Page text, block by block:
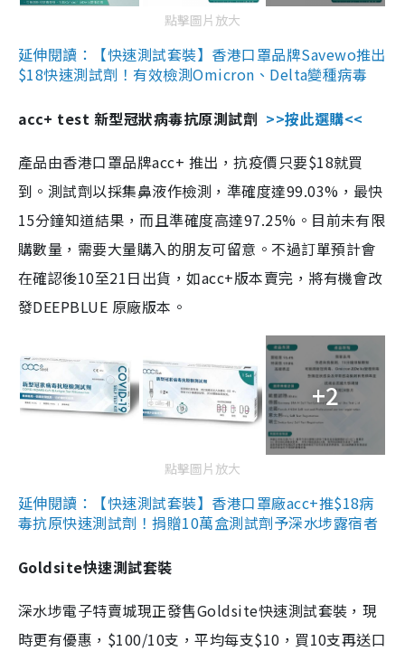
點擊圖片放大
延伸閱讀：【快速測試套裝】香港口罩品牌Savewo推出
$18快速測試劑！有效檢測Omicron、Delta變種病毒
acc+ test 新型冠狀病毒抗原測試劑 >>按此選購<<
產品由香港口罩品牌acc+ 推出，抗疫價只要$18就買
到。測試劑以採集鼻液作檢測，準確度達99.03%，最快
15分鐘知道結果，而且準確度高達97.25%。目前未有限
購數量，需要大量購入的朋友可留意。不過訂單預計會
在確認後10至21日出貨，如acc+版本賣完，將有機會改
發DEEPBLUE 原廠版本。
+2
點擊圖片放大
延伸閱讀：【快速測試套裝】香港口罩廠acc+推$18病
毒抗原快速測試劑！捐贈10萬盒測試劑予深水埗露宿者
Goldsite快速測試套裝
深水埗電子特賣城現正發售Goldsite快速測試套裝，現
時更有優惠，$100/10支，平均每支$10，買10支再送口